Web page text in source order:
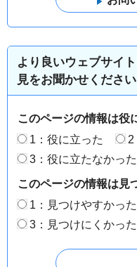
より良いウェブサイ
見をお聞かせください
このページの情報は役
1：役に立った
2
3：役に立たなかった
このページの情報は見
1：見つけやすかった
3：見つけにくかった